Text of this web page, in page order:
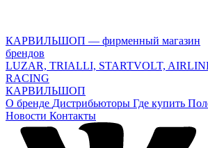
КАРВИЛЬШОП — фирменный магазин
брендов
LUZAR, TRIALLI, STARTVOLT,
RACING
КАРВИЛЬШОП
О бренде Дистрибьюторы Где купить
Новости Контакты